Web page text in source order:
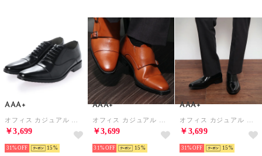
AAA+
￥3,699
31% 15
AAA+
￥3,699
31% 15
AAA+
￥3,699
31% 15